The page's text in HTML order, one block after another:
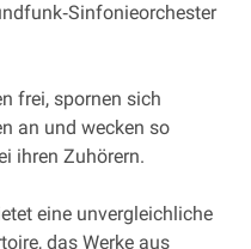
frei, spornen sich
an und wecken so
ihren Zuhörern.
eine unvergleichliche
das Werke aus